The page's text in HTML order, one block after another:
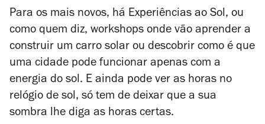
Para os mais novos, há Experiências ao Sol, ou
como quem diz, workshops onde vão aprender a
construir um carro solar ou descobrir como é que
uma cidade pode funcionar apenas com a
energia do sol. E ainda pode ver as horas no
relógio de sol, só tem de deixar que a sua
sombra lhe diga as horas certas.